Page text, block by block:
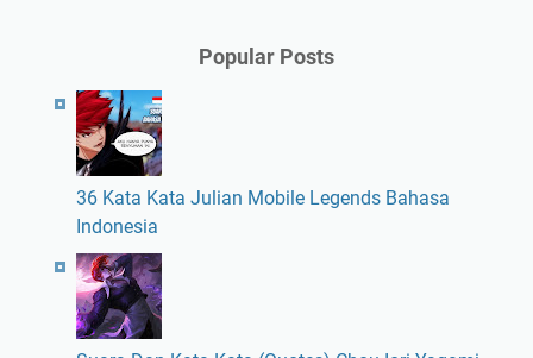
Popular Posts
36 Kata Kata Julian Mobile Legends Bahasa
Indonesia